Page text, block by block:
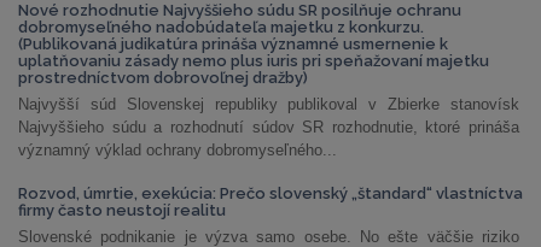
Nové rozhodnutie Najvyššieho súdu SR posilňuje ochranu
dobromyseľného nadobúdateľa majetku z konkurzu.
(Publikovaná judikatúra prináša významné usmernenie k
uplatňovaniu zásady nemo plus iuris pri speňažovaní majetku
prostredníctvom dobrovoľnej dražby)
Najvyšší súd Slovenskej republiky publikoval v Zbierke stanovísk
Najvyššieho súdu a rozhodnutí súdov SR rozhodnutie, ktoré prináša
významný výklad ochrany dobromyseľného...
Rozvod, úmrtie, exekúcia: Prečo slovenský „štandard“ vlastníctva
firmy často neustojí realitu
Slovenské podnikanie je výzva samo osebe. No ešte väčšie riziko